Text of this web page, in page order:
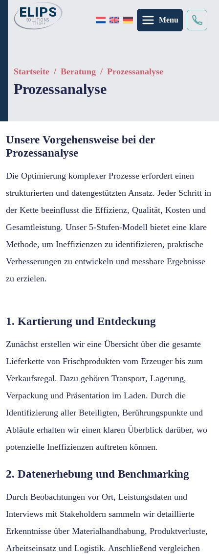
Menu
Startseite / Beratung / Prozessanalyse
Prozessanalyse
Unsere Vorgehensweise bei der
Prozessanalyse
Die Optimierung komplexer Prozesse erfordert einen
strukturierten und datengestützten Ansatz. Jeder Schritt in
der Kette beeinflusst die Effizienz, Qualität, Kosten und
Gesamtleistung. Unser 5-Stufen-Modell bietet eine klare
Methode, um Ineffizienzen zu identifizieren, praktische
Verbesserungen zu entwickeln und messbare Ergebnisse
zu erzielen.
1. Kartierung und Entdeckung
Zunächst erstellen wir eine Übersicht über die gesamte
Lieferkette von Frischprodukten vom Erzeuger bis zum
Verkaufsregal. Dazu gehören Transport, Lagerung,
Verpackung und Präsentation im Laden. Durch die
Identifizierung aller Beteiligten, Berührungspunkte und
Abläufe erhalten wir einen klaren Überblick darüber, wo
potenzielle Ineffizienzen auftreten können.
2. Datenerhebung und Benchmarking
Durch Beobachtungen vor Ort, Leistungsdaten und
Interviews mit Stakeholdern sammeln wir detaillierte
Erkenntnisse über Materialhandhabung, Produktverluste,
Arbeitseinsatz und Logistik. Anschließend vergleichen